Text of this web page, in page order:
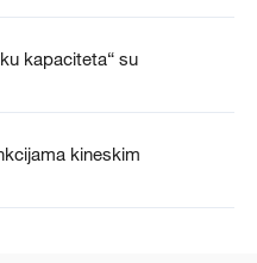
kapaciteta“ su
kineskim